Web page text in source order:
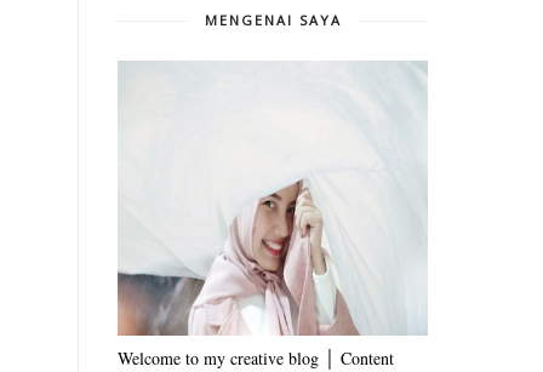
MENGENAI SAYA
Welcome to my creative blog │ Content